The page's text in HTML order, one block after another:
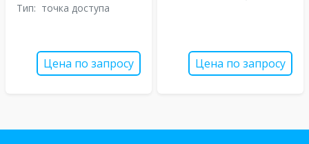
Тип: точка доступа
Цена по запросу Цена по запросу